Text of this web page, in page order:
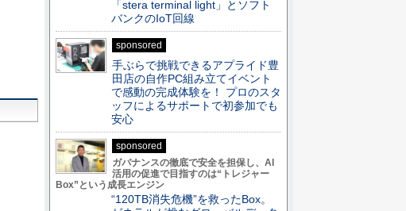
「stera terminal light」とソフト
バンクのIoT回線
sponsored
手ぶらで挑戦できるアプライド豊
田店の自作PC組み立てイベント
で感動の完成体験を！ プロのスタ
ッフによるサポートで初参加でも
安心
sponsored
ガバナンスの徹底で安全を担保し、AI
活用の促進で目指すのは“トレジャー
Box”という成長エンジン
“120TB消失危機”を救ったBox。